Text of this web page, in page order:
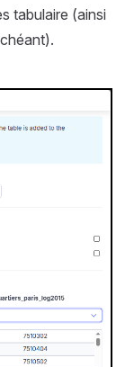
tabulaire (ainsi